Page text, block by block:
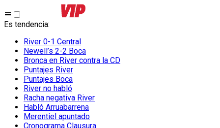
Es tendencia:
River 0-1 Central
Newell’s 2-2 Boca
Bronca en River contra la CD
Puntajes River
Puntajes Boca
River no habló
Racha negativa River
Habló Arruabarrena
Merentiel apuntado
Cronograma Clausura